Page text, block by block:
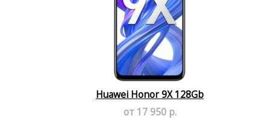
Huawei Honor 9X 128Gb
от 17 950 р.